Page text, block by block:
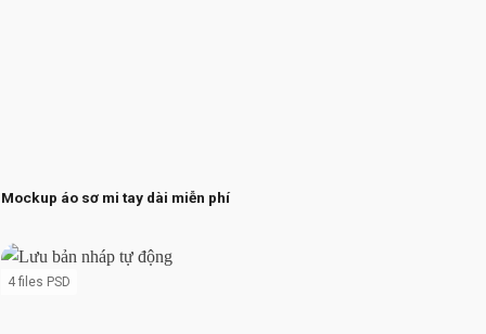
Mockup áo sơ mi tay dài miễn phí
4 files PSD